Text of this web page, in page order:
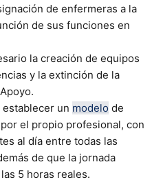
de enfermeras a la
de sus funciones en
la creación de equipos
y la extinción de la
establecer un modelo de
el propio profesional, con
al día entre todas las
de que la jornada
5 horas reales.